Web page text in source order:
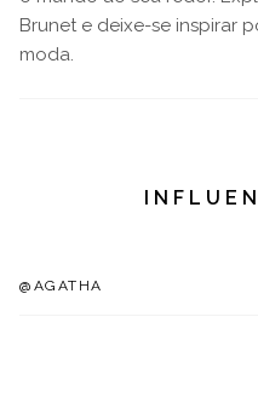
Brunet e deixe-se inspirar
moda.
@AGATHA